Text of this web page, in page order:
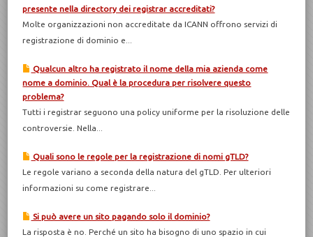
presente nella directory dei registrar accreditati?
Molte organizzazioni non accreditate da ICANN offrono servizi di
registrazione di dominio e...
Qualcun altro ha registrato il nome della mia azienda come
nome a dominio. Qual è la procedura per risolvere questo
problema?
Tutti i registrar seguono una policy uniforme per la risoluzione delle
controversie. Nella...
Quali sono le regole per la registrazione di nomi gTLD?
Le regole variano a seconda della natura del gTLD. Per ulteriori
informazioni su come registrare...
Si può avere un sito pagando solo il dominio?
La risposta è no. Perché un sito ha bisogno di uno spazio in cui